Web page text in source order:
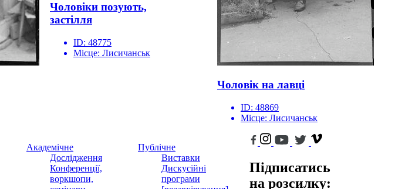
Чоловіки позують,
застілля
ID: 48775
Місце: Лисичанськ
Чоловік на лавці
ID: 48869
Місце: Лисичанськ
Академічне
Дослідження
Конференції,
воркшопи,
Публічне
Виставки
Дискусійні
програми
Підписатись
на розсилку: